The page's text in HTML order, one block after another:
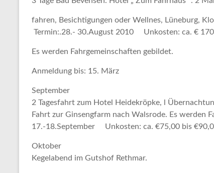
fahren, Besichtigungen oder Wellnes, Lüneburg,
Termin:.28.- 30.August 2010
Unkosten: ca. €
Es werden Fahrgemeinschaften gebildet.
Anmeldung bis: 15. März
September
2 Tagesfahrt zum Hotel Heidekröpke,
l
Fahrt zur Ginsengfarm nach Walsrode. Es werden
17.-18.September Unkosten: ca. €75,00 bis
Oktober
Kegelabend im Gutshof Rethmar.